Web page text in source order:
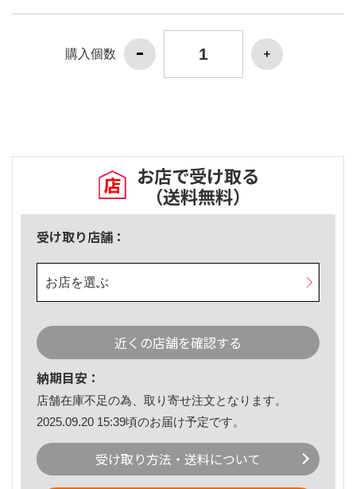
購入個数
お店で受け取る
（送料無料）
受け取り店舗：
お店を選ぶ
近くの店舗を確認する
納期目安：
店舗在庫不足の為、取り寄せ注文となります。
2025.09.20 15:39頃のお届け予定です。
受け取り方法・送料について